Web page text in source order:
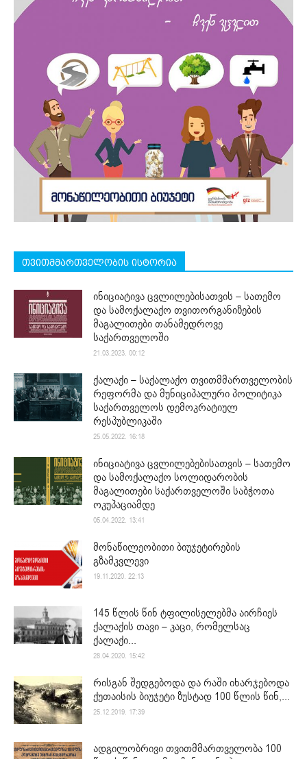
თვითმმართველობის ისტორია
ინიციატივა ცვლილებისათვის – სათემო
და სამოქალაქო თვითორგანიზების
მაგალითები თანამედროვე
საქართველოში
21.03.2023. 00:12
ქალაქი – საქალაქო თვითმმართველობის
რეფორმა და მუნიციპალური პოლიტიკა
საქართველოს დემოკრატიულ
რესპუბლიკაში
25.05.2022. 16:18
ინიციატივა ცვლილებებისათვის – სათემო
და სამოქალაქო სოლიდარობის
მაგალითები საქართველოში საბჭოთა
ოკუპაციამდე
05.04.2022. 13:41
მონაწილეობითი ბიუჯეტირების
გზამკვლევი
19.11.2020. 22:13
145 წლის წინ ტფილისელებმა აირჩიეს
ქალაქის თავი – კაცი, რომელსაც
ქალაქი...
28.04.2020. 15:42
რისგან შედგებოდა და რაში იხარჯებოდა
ქუთაისის ბიუჯეტი ზუსტად 100 წლის წინ,...
25.12.2019. 17:39
ადგილობრივი თვითმმართველობა 100